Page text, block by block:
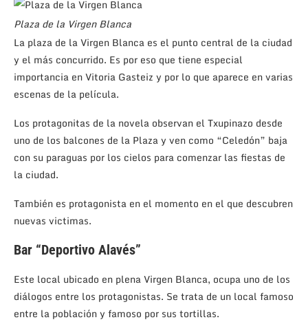
Plaza de la Virgen Blanca
La plaza de la Virgen Blanca es el punto central de la ciudad
y el más concurrido. Es por eso que tiene especial
importancia en Vitoria Gasteiz y por lo que aparece en varias
escenas de la película.
Los protagonitas de la novela observan el Txupinazo desde
uno de los balcones de la Plaza y ven como “Celedón” baja
con su paraguas por los cielos para comenzar las fiestas de
la ciudad.
También es protagonista en el momento en el que descubren
nuevas victimas.
Bar “Deportivo Alavés”
Este local ubicado en plena Virgen Blanca, ocupa uno de los
diálogos entre los protagonistas. Se trata de un local famoso
entre la población y famoso por sus tortillas.